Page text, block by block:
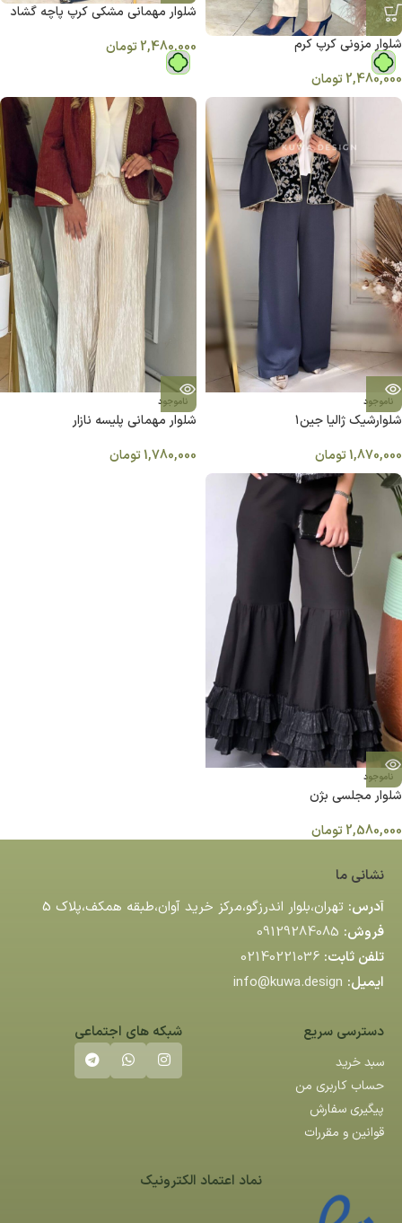
شلوار مزونی کرپ کرم
2,480,000تومان
شلوار مهمانی مشكي كرپ پاچه گشاد
2,480,000تومان
ناموجود
شلوارشیک ژالیا جین۱
1,870,000تومان
ناموجود
شلوار مهمانی پلیسه نازار
1,780,000تومان
ناموجود
شلوار مجلسی بژن
2,580,000تومان
نشانی ما
آدرس: تهران،بلوار اندرزگو،مركز خريد آوان،طبقه همكف،پلاك 5
فروش: 09129284085
تلفن ثابت: 02140221036
ایمیل: info@kuwa.design
دسترسی سریع
سبد خرید
حساب کاربری من
پیگیری سفارش
قوانین و مقررات
شبکه های اجتماعی
نماد اعتماد الکترونیک